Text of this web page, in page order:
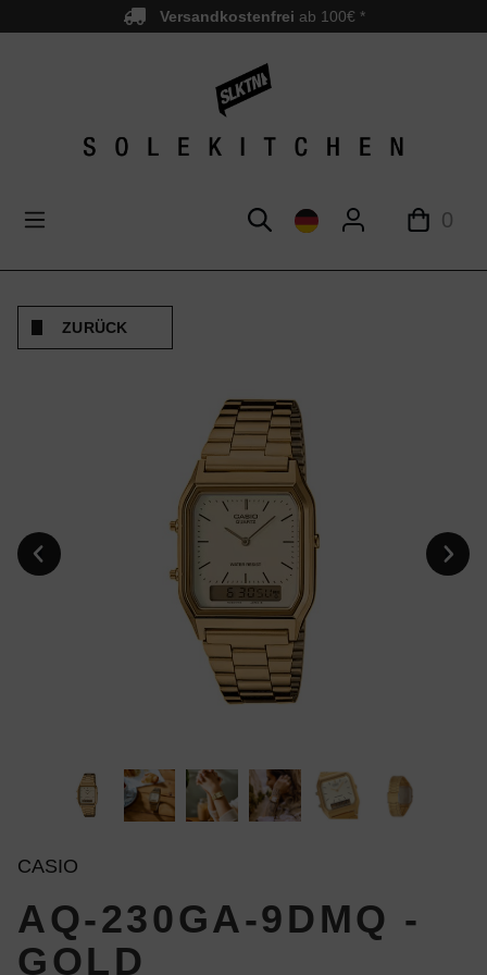
springen Versandkostenfrei ab 100€ *
0
ZURÜCK
CASIO
AQ-230GA-9DMQ -
GOLD